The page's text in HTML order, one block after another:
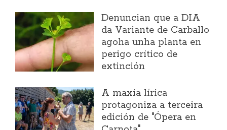
Denuncian que a DIA
da Variante de Carballo
agoha unha planta en
perigo crítico de
extinción
A maxia lírica
protagoniza a terceira
edición de "Ópera en